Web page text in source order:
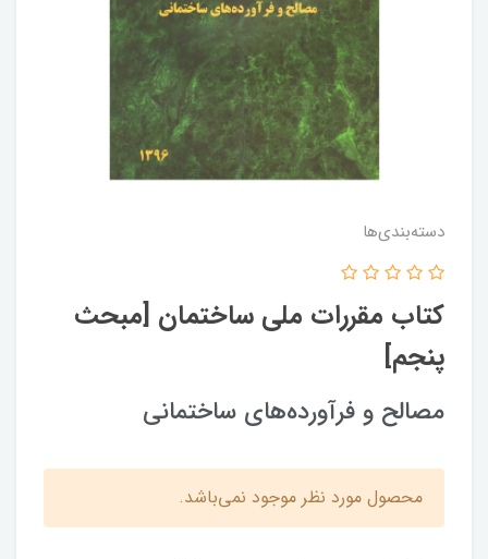
دسته‌بندی‌ها
کتاب مقررات ملی ساختمان [مبحث
پنجم]
مصالح و فرآورده‌های ساختمانی
محصول مورد نظر موجود نمی‌باشد.